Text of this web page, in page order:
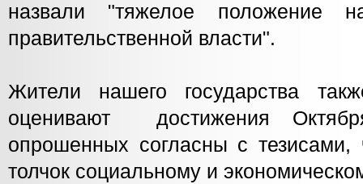
назвали "тяжелое положение
правительственной власти".
Жители нашего государства
оценивают достижения
опрошенных согласны с
толчок социальному и